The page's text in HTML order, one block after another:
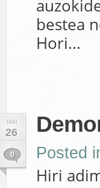
bestea
Hori...
MAI
26
0 Posted
Hiri